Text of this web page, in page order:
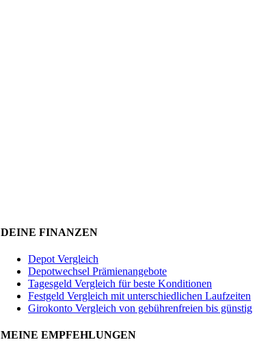
DEINE FINANZEN
Depot Vergleich
Depotwechsel Prämienangebote
Tagesgeld Vergleich für beste Konditionen
Festgeld Vergleich mit unterschiedlichen Laufzeiten
Girokonto Vergleich von gebührenfreien bis günstig
MEINE EMPFEHLUNGEN